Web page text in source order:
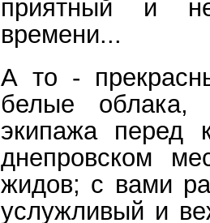
приятный и
времени...
А то -
белые
экипажа перед
днепровском
жидов; с вами
услужливый и